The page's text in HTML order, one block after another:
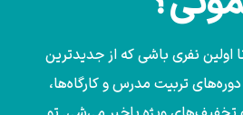
نفری باشی که از جدیدترین
دوره‌های تربیت مدرس و کارگاه‌ها،